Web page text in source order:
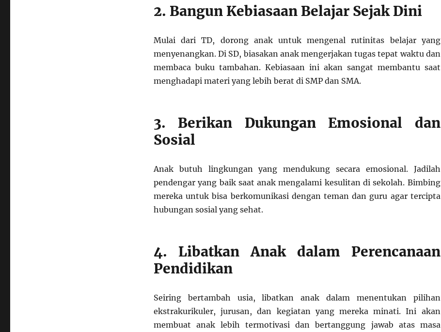
2. Bangun Kebiasaan Belajar Sejak Dini
Mulai dari TD, dorong anak untuk mengenal rutinitas belajar yang
menyenangkan. Di SD, biasakan anak mengerjakan tugas tepat waktu dan
membaca buku tambahan. Kebiasaan ini akan sangat membantu saat
menghadapi materi yang lebih berat di SMP dan SMA.
3. Berikan Dukungan Emosional dan
Sosial
Anak butuh lingkungan yang mendukung secara emosional. Jadilah
pendengar yang baik saat anak mengalami kesulitan di sekolah. Bimbing
mereka untuk bisa berkomunikasi dengan teman dan guru agar tercipta
hubungan sosial yang sehat.
4. Libatkan Anak dalam Perencanaan
Pendidikan
Seiring bertambah usia, libatkan anak dalam menentukan pilihan
ekstrakurikuler, jurusan, dan kegiatan yang mereka minati. Ini akan
membuat anak lebih termotivasi dan bertanggung jawab atas masa